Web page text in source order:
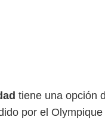
tiene una opción
por el